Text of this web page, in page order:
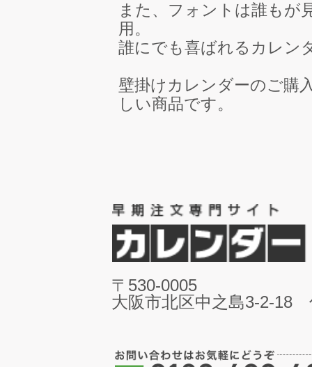
また、フォントは誰もが
用。
誰にでも喜ばれるカレン
壁掛けカレンダーのご購
しい商品です。
〒530-0005
大阪市北区中之島3-2-18